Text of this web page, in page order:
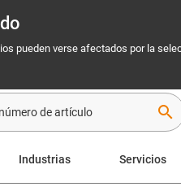
pueden verse afectados por la
search
Industrias Servicios